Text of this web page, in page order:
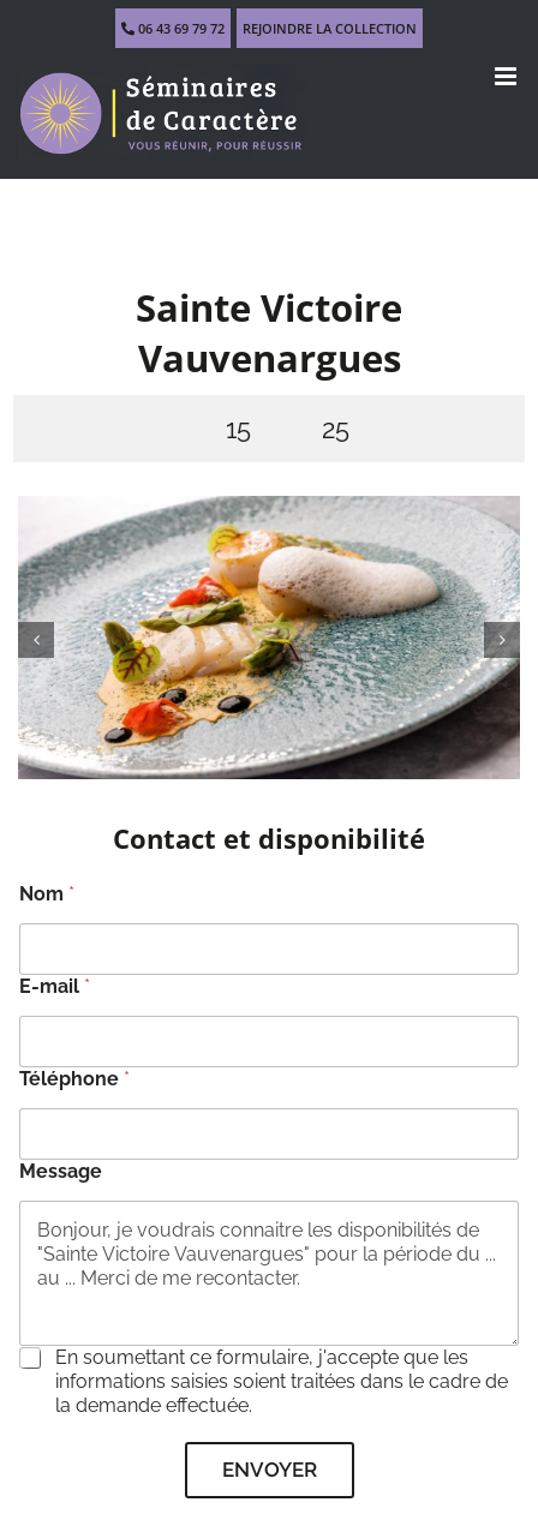
06 43 69 79 72 REJOINDRE LA COLLECTION
Sainte Victoire
Vauvenargues
15 25
Contact et disponibilité
Nom *
E-mail *
Téléphone *
Message
C
En soumettant ce formulaire, j'accepte que les
informations saisies soient traitées dans le cadre de
la demande effectuée.
ENVOYER